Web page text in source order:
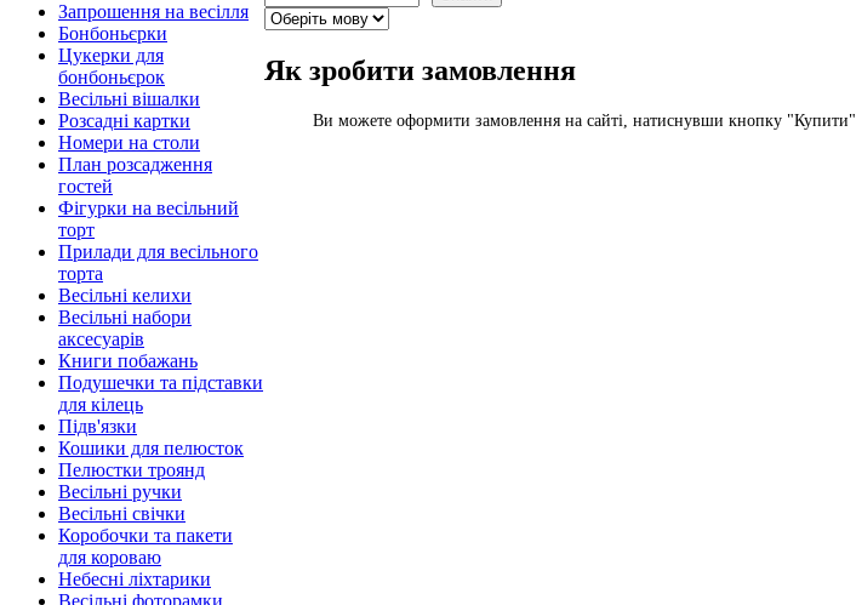
Запрошення на весілля
Бонбоньєрки
Цукерки для
бонбоньєрок
Весільні вішалки
Розсадні картки
Номери на столи
План розсадження
гостей
Фігурки на весільний
торт
Прилади для весільного
торта
Весільні келихи
Весільні набори
аксесуарів
Книги побажань
Подушечки та підставки
для кілець
Підв'язки
Кошики для пелюсток
Пелюстки троянд
Весільні ручки
Весільні свічки
Коробочки та пакети
для короваю
Небесні ліхтарики
Весільні фоторамки
Як зробити замовлення
Ви можете оформити замовлення на сайті, натиснувши кнопку "Купити".